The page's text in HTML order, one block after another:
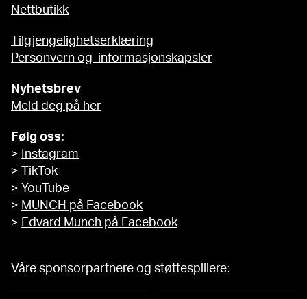
Nettbutikk
Tilgjengelighetserklæring
Personvern og informasjonskapsler
Nyhetsbrev
Meld deg på her
Følg oss:
>
Instagram
>
TikTok
> YouTube
> MUNCH på Facebook
> Edvard Munch på Facebook
Våre sponsorpartnere og støttespillere: